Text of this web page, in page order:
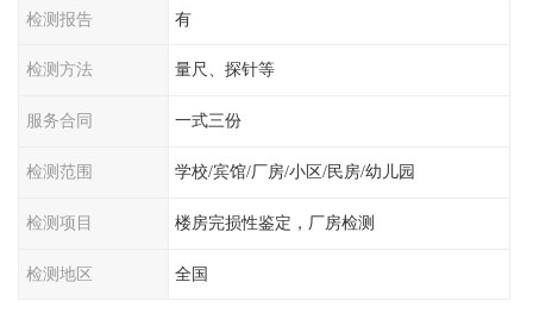
检测报告 有
检测方法 量尺、探针等
服务合同 一式三份
检测范围 学校/宾馆/厂房/小区/民房/幼儿园
检测项目 楼房完损性鉴定，厂房检测
检测地区 全国